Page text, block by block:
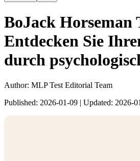
BoJack Horseman
Entdecken Sie
durch
Author: MLP Test Editorial Team
Published: 2026-01-09 | Updated: 2026-